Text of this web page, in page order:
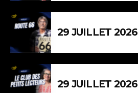
29 JUILLET 2026
29 JUILLET 2026